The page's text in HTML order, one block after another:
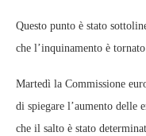
Questo punto è stato
che l’inquinamento è
Martedì la Commissione
di spiegare l’aumento delle
che il salto è stato